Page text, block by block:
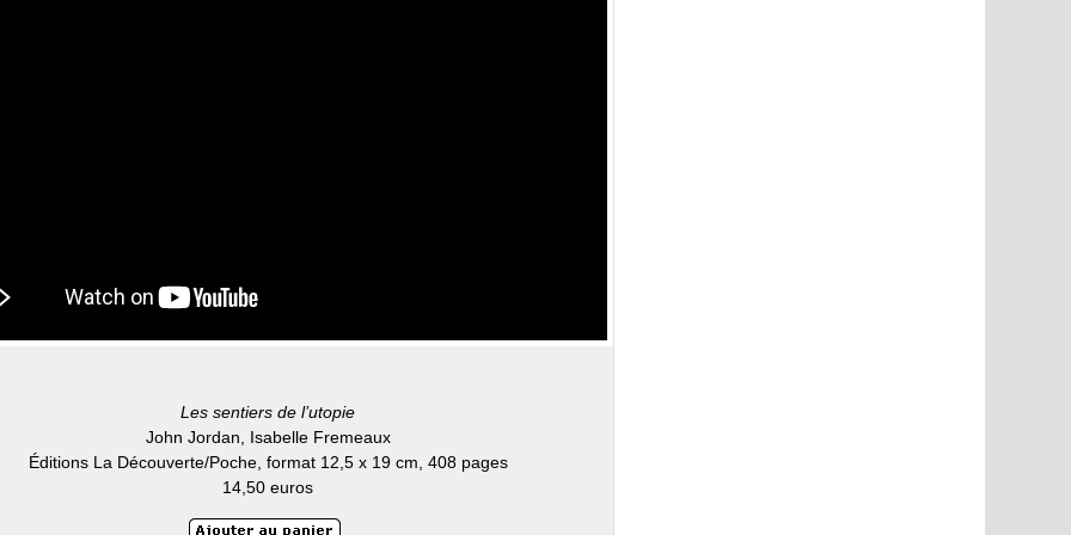
Les sentiers de l’utopie
John Jordan, Isabelle Fremeaux
Éditions La Découverte/Poche, format 12,5 x 19 cm, 408 pages
14,50 euros